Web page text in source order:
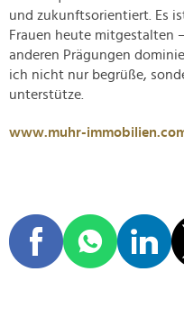
und zukunftsorientiert. Es
Frauen heute mitgestalten
anderen Prägungen
ich nicht nur begrüße,
unterstütze.
www.muhr-